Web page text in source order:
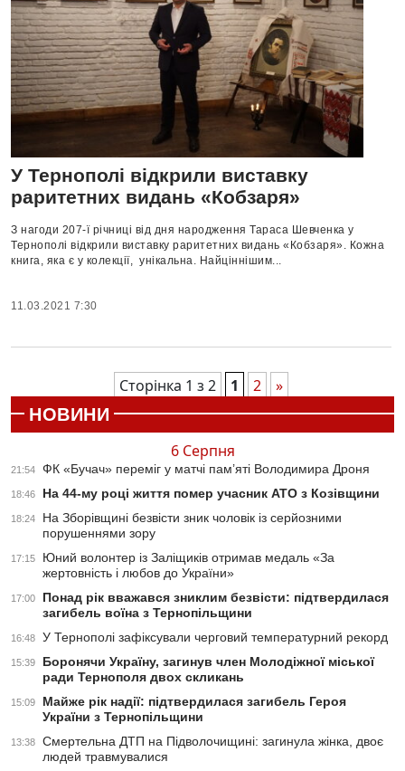
У Тернополі відкрили виставку
раритетних видань «Кобзаря»
З нагоди 207-ї річниці від дня народження Тараса Шевченка у
Тернополі відкрили виставку раритетних видань «Кобзаря». Кожна
книга, яка є у колекції, унікальна. Найціннішим...
11.03.2021 7:30
Сторінка 1 з 2 1 2
»
НОВИНИ
6 Серпня
21:54 ФК «Бучач» переміг у матчі пам’яті Володимира Дроня
18:46 На 44-му році життя помер учасник АТО з Козівщини
18:24
На Зборівщині безвісти зник чоловік із серйозними
порушеннями зору
17:15
Юний волонтер із Заліщиків отримав медаль «За
жертовність і любов до України»
17:00
Понад рік вважався зниклим безвісти: підтвердилася
загибель воїна з Тернопільщини
16:48 У Тернополі зафіксували черговий температурний рекорд
15:39
Боронячи Україну, загинув член Молодіжної міської
ради Тернополя двох скликань
15:09
Майже рік надії: підтвердилася загибель Героя
України з Тернопільщини
13:38
Смертельна ДТП на Підволочищині: загинула жінка, двоє
людей травмувалися